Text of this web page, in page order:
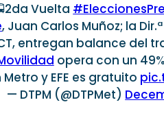
Vuelta
, Juan Carlos Muñoz; la
entregan balance del
opera con un
Metro y EFE es gratuito
— DTPM (@DTPMet)